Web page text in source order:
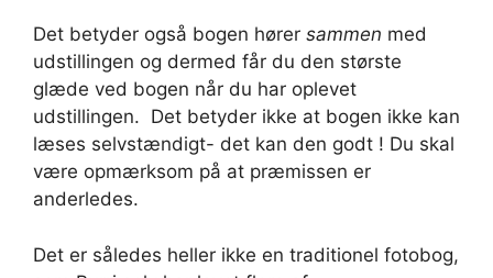
Det betyder også bogen hører sammen med
udstillingen og dermed får du den største
glæde ved bogen når du har oplevet
udstillingen. Det betyder ikke at bogen ikke kan
læses selvstændigt- det kan den godt ! Du skal
være opmærksom på at præmissen er
anderledes.
Det er således heller ikke en traditionel fotobog,